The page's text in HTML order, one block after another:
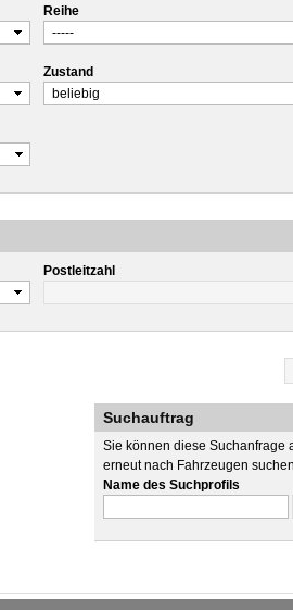
Reihe
Zustand
Postleitzahl
Suchauftrag
Sie können diese Suchanfrage
erneut nach Fahrzeugen
Name des Suchprofils